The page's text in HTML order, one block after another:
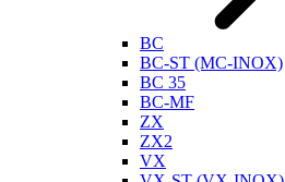
BC
BC-ST (MC-INOX)
BC 35
BC-MF
ZX
ZX2
VX